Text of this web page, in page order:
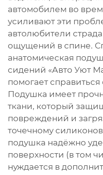
автомобилем во
усиливают эти
автолюбители
ощущений в спине.
анатомическая
сидений «Авто Уют
помогает
Подушка имеет
ткани, который
повреждений и
точечному
подушка надёжно
поверхности (в том
нуждается в